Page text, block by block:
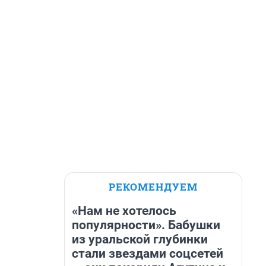
РЕКОМЕНДУЕМ
«Нам не хотелось
популярности». Бабушки
из уральской глубинки
стали звездами соцсетей